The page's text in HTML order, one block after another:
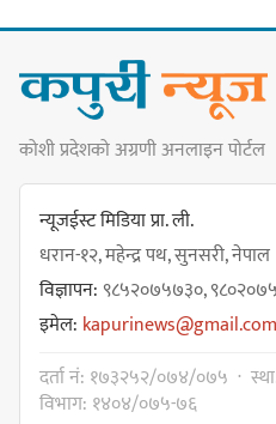
कन्सर्ट हुँदै
नयाँ
सिलाम
कोशी प्रदेशको अग्रणी अनलाइन पोर्टल
न्यूजईस्ट मिडिया प्रा. ली.
धरान-१२, महेन्द्र पथ, सुनसरी, नेपाल
विज्ञापन:९८५२०७५७३०,
इमेल: kapurinews@gmail.com
दर्ता नं: १७३२५२/०७४/०७५ ·
विभाग: १४०४/०७५-७६